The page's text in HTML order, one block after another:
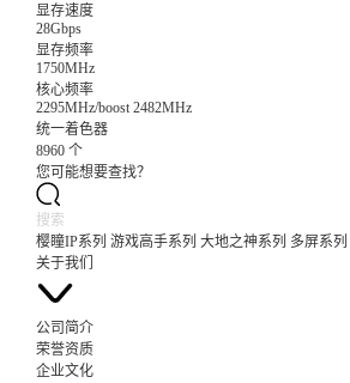
显存速度
28Gbps
显存频率
1750MHz
核心频率
2295MHz/boost 2482MHz
统一着色器
8960 个
您可能想要查找？
樱瞳IP系列 游戏高手系列 大地之神系列 多屏系列
关于我们
公司简介
荣誉资质
企业文化